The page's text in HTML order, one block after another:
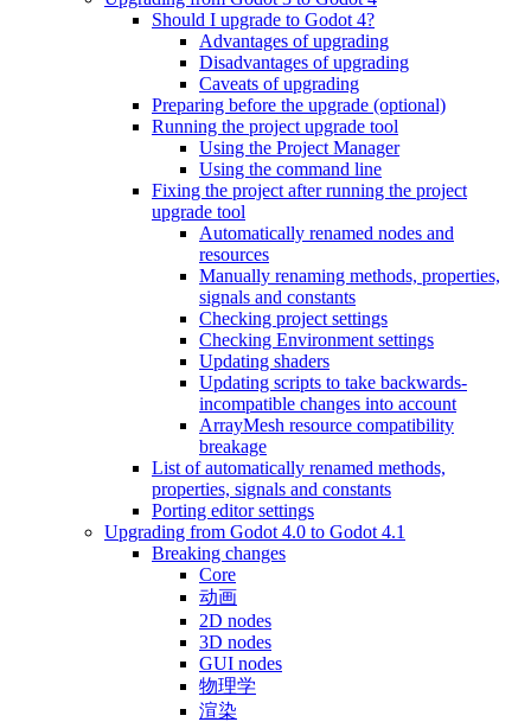
Should I upgrade to Godot 4?
Advantages of upgrading
Disadvantages of upgrading
Caveats of upgrading
Preparing before the upgrade (optional)
Running the project upgrade tool
Using the Project Manager
Using the command line
Fixing the project after running the project
upgrade tool
Automatically renamed nodes and
resources
Manually renaming methods, properties,
signals and constants
Checking project settings
Checking Environment settings
Updating shaders
Updating scripts to take backwards-
incompatible changes into account
ArrayMesh resource compatibility
breakage
List of automatically renamed methods,
properties, signals and constants
Porting editor settings
Upgrading from Godot 4.0 to Godot 4.1
Breaking changes
Core
动画
2D nodes
3D nodes
GUI nodes
物理学
渲染